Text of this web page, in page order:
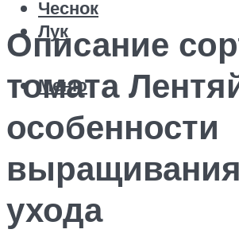
Чеснок
Лук
Меню
Описание
томата
особенности
ухода